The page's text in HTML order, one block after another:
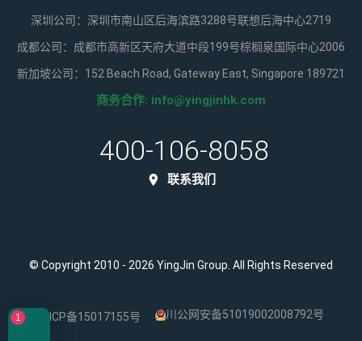
深圳公司：深圳市南山区后海滨路3288号联想后海中心2719
成都公司：成都市高新区天府大道中段199号棕榈泉国际中心2006
新加坡公司：152 Beach Road, Gateway East, Singapore 189721
商务合作: info@yingjinhk.com
400-106-8058
联系我们
© Copyright 2010 - 2026 YingJin Group. All Rights Reserved
蜀ICP备15017155号 川公网安备51019002008792号
1